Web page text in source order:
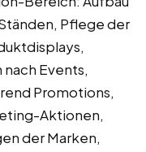
Pflege der
Events,
Promotions,
Aktionen,
der Marken,